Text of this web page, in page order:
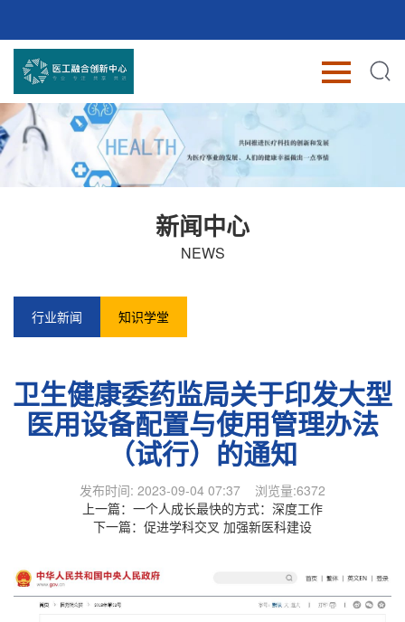
新闻中心
NEWS
行业新闻 知识学堂
卫生健康委药监局关于印发大型
医用设备配置与使用管理办法
（试行）的通知
发布时间: 2023-09-04 07:37 浏览量:6372
上一篇： 一个人成长最快的方式：深度工作
下一篇： 促进学科交叉 加强新医科建设